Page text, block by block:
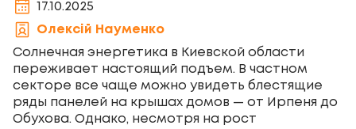
17.10.2025
Олексій Науменко
Солнечная энергетика в Киевской области
переживает настоящий подъем. В частном
секторе все чаще можно увидеть блестящие
ряды панелей на крышах домов — от Ирпеня до
Обухова. Однако, несмотря на рост